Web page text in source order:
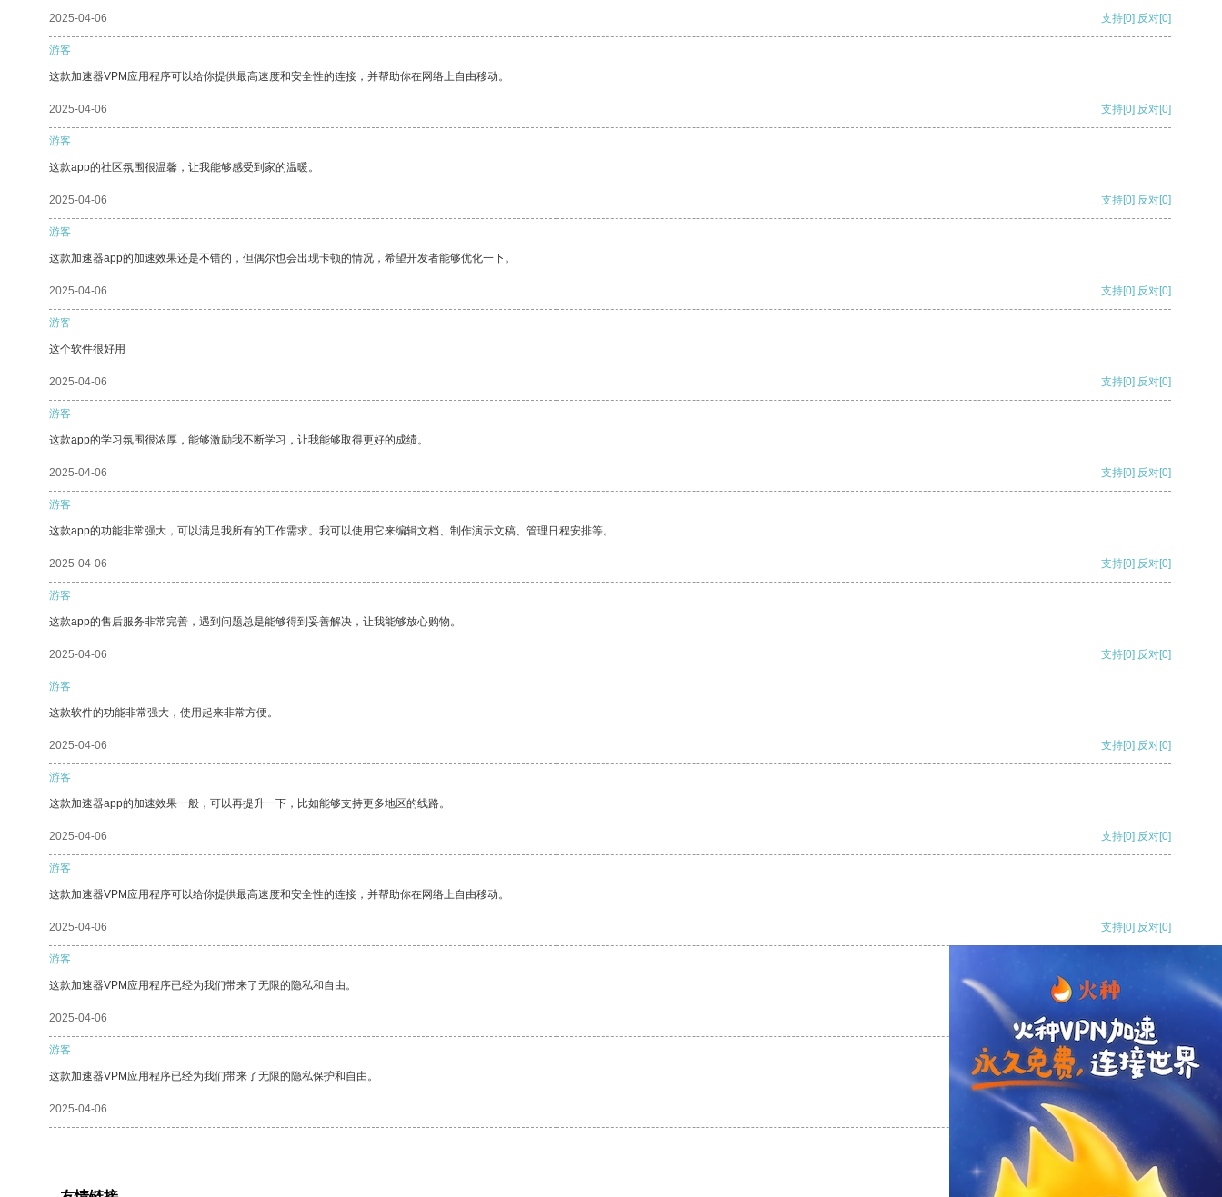
2025-04-06 支持[0] 反对[0]
游客
这款加速器VPM应用程序可以给你提供最高速度和安全性的连接，并帮助你在网络上自由移动。
2025-04-06 支持[0] 反对[0]
游客
这款app的社区氛围很温馨，让我能够感受到家的温暖。
2025-04-06 支持[0] 反对[0]
游客
这款加速器app的加速效果还是不错的，但偶尔也会出现卡顿的情况，希望开发者能够优化一下。
2025-04-06 支持[0] 反对[0]
游客
这个软件很好用
2025-04-06 支持[0] 反对[0]
游客
这款app的学习氛围很浓厚，能够激励我不断学习，让我能够取得更好的成绩。
2025-04-06 支持[0] 反对[0]
游客
这款app的功能非常强大，可以满足我所有的工作需求。我可以使用它来编辑文档、制作演示文稿、管理日程安排等。
2025-04-06 支持[0] 反对[0]
游客
这款app的售后服务非常完善，遇到问题总是能够得到妥善解决，让我能够放心购物。
2025-04-06 支持[0] 反对[0]
游客
这款软件的功能非常强大，使用起来非常方便。
2025-04-06 支持[0] 反对[0]
游客
这款加速器app的加速效果一般，可以再提升一下，比如能够支持更多地区的线路。
2025-04-06 支持[0] 反对[0]
游客
这款加速器VPM应用程序可以给你提供最高速度和安全性的连接，并帮助你在网络上自由移动。
2025-04-06 支持[0] 反对[0]
游客
这款加速器VPM应用程序已经为我们带来了无限的隐私和自由。
2025-04-06 支持 反对
游客
这款加速器VPM应用程序已经为我们带来了无限的隐私保护和自由。
2025-04-06 [0]